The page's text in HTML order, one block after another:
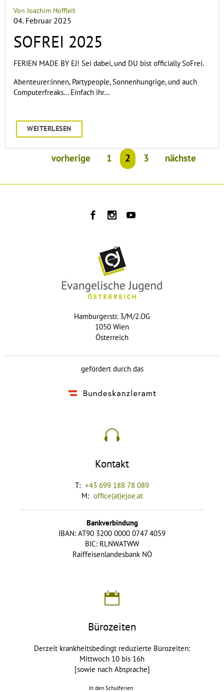
Von Joachim Hoffleit
04. Februar 2025
SOFREI 2025
FERIEN MADE BY EJ! Sei dabei, und DU bist officially SoFrei.
Abenteurer:innen, Partypeople, Sonnenhungrige, und auch
Computerfreaks... Einfach ihr…
WEITERLESEN
vorherige 1 2 3 nächste
Hamburgerstr. 3/M/2.OG
1050 Wien
Österreich
gefördert durch das
Kontakt
T: +43 699 188 78 089
M: office(at)ejoe.at
Bankverbindung
IBAN: AT90 3200 0000 0747 4059
BIC: RLNWATWW
Raiffeisenlandesbank NÖ
Bürozeiten
Derzeit krankheitsbedingt reduzierte Bürozeiten:
Mittwoch 10 bis 16h
[sowie nach Absprache]
In den Schulferien: